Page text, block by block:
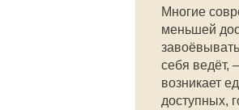
Многие
меньшей
себя ведёт,
возникает
доступных,